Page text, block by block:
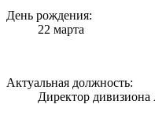
День рождения:
22 марта
Актуальная должность:
Директор